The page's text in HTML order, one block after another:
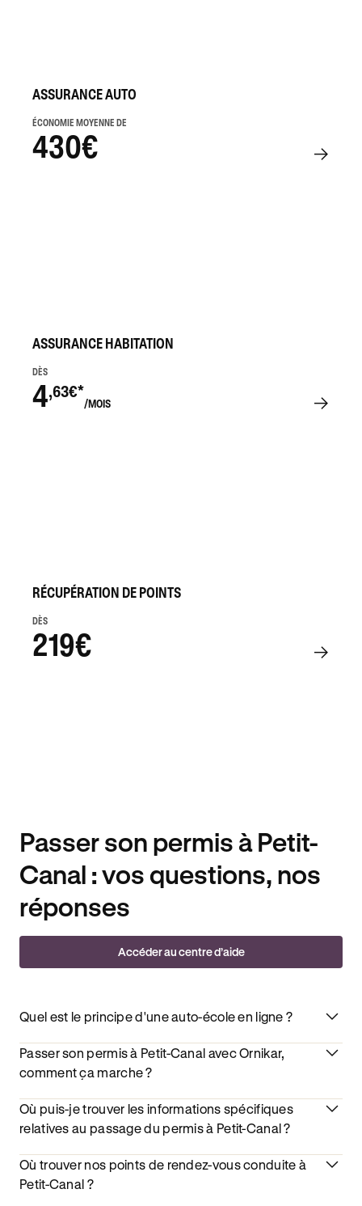
ASSURANCE AUTO
ÉCONOMIE MOYENNE DE
430€
ASSURANCE HABITATION
DÈS
4,63€*
/MOIS
RÉCUPÉRATION DE POINTS
DÈS
219€
Passer son permis à Petit-
Canal : vos questions, nos
réponses
Accéder au centre d’aide
Quel est le principe d'une auto-école en ligne ?
Passer son permis à Petit-Canal avec Ornikar,
comment ça marche ?
Où puis-je trouver les informations spécifiques
relatives au passage du permis à Petit-Canal ?
Où trouver nos points de rendez-vous conduite à
Petit-Canal ?